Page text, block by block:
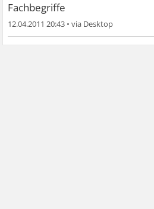
Fachbegriffe
12.04.2011 20:43 •